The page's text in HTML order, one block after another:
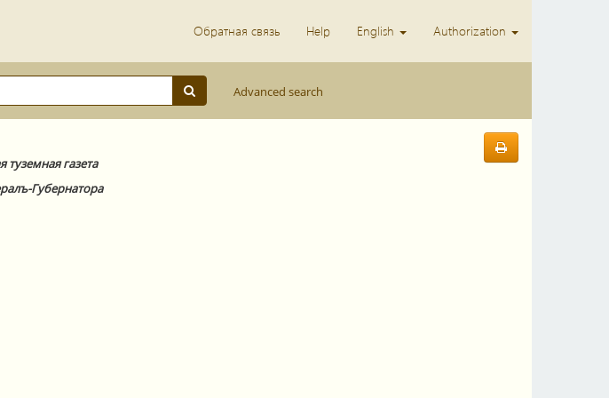
Обратная связь Help English Authorization
Advanced search
туземная газета
Губернатора